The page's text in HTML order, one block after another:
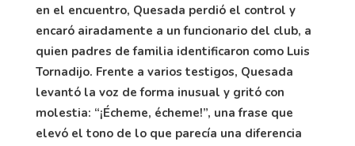
en el encuentro, Quesada perdió el control y
encaró airadamente a un funcionario del club, a
quien padres de familia identificaron como Luis
Tornadijo. Frente a varios testigos, Quesada
levantó la voz de forma inusual y gritó con
molestia: “¡Écheme, écheme!”, una frase que
elevó el tono de lo que parecía una diferencia